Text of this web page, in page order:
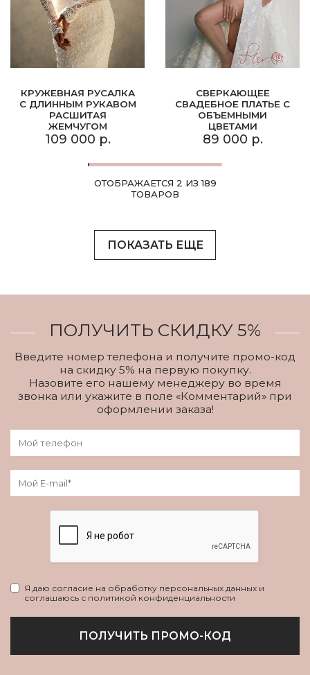
КРУЖЕВНАЯ РУСАЛКА
С ДЛИННЫМ РУКАВОМ
РАСШИТАЯ
ЖЕМЧУГОМ
109 000 р.
СВЕРКАЮЩЕЕ
СВАДЕБНОЕ ПЛАТЬЕ С
ОБЪЕМНЫМИ
ЦВЕТАМИ
89 000 р.
ОТОБРАЖАЕТСЯ 2 ИЗ 189
ТОВАРОВ
ПОКАЗАТЬ ЕЩЕ
ПОЛУЧИТЬ СКИДКУ 5%
Введите номер телефона и получите промо-код
на скидку 5% на первую покупку.
Назовите его нашему менеджеру во время
звонка или укажите в поле «Комментарий» при
оформлении заказа!
Я даю согласие на обработку персональных данных и
соглашаюсь с политикой конфиденциальности
ПОЛУЧИТЬ ПРОМО-КОД